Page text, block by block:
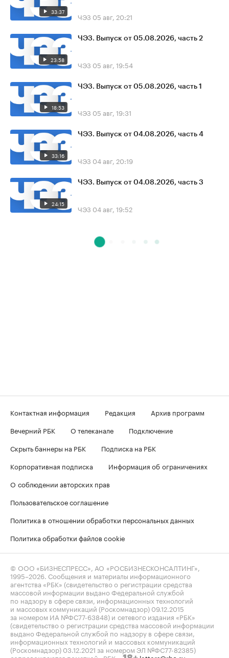
33:37 ЧЭЗ 05 авг, 20:21
23:58
ЧЭЗ. Выпуск от 05.08.2026, часть 2
ЧЭЗ 05 авг, 19:54
18:53
ЧЭЗ. Выпуск от 05.08.2026, часть 1
ЧЭЗ 05 авг, 19:31
33:16
ЧЭЗ. Выпуск от 04.08.2026, часть 4
ЧЭЗ 04 авг, 20:19
24:15
ЧЭЗ. Выпуск от 04.08.2026, часть 3
ЧЭЗ 04 авг, 19:52
Контактная информация Редакция
Архив программ
Вечерний РБК
О телеканале
Подключение
Скрыть баннеры на РБК
Подписка на РБК
Корпоративная подписка
Информация об ограничениях
О соблюдении авторских прав
Пользовательское соглашение
Политика в отношении обработки персональных данных
Политика обработки файлов cookie
© ООО «БИЗНЕСПРЕСС», АО «РОСБИЗНЕСКОНСАЛТИНГ»,
1995–2026 . Сообщения и материалы информационного
агентства «РБК» (свидетельство о регистрации средства
массовой информации выдано Федеральной службой
по надзору в сфере связи, информационных технологий
и массовых коммуникаций (Роскомнадзор) 09.12.2015
за номером ИА №ФС77-63848) и сетевого издания «РБК»
(свидетельство о регистрации средства массовой информации
выдано Федеральной службой по надзору в сфере связи,
информационных технологий и массовых коммуникаций
(Роскомнадзор) 03.12.2021 за номером ЭЛ №ФС77-82385)